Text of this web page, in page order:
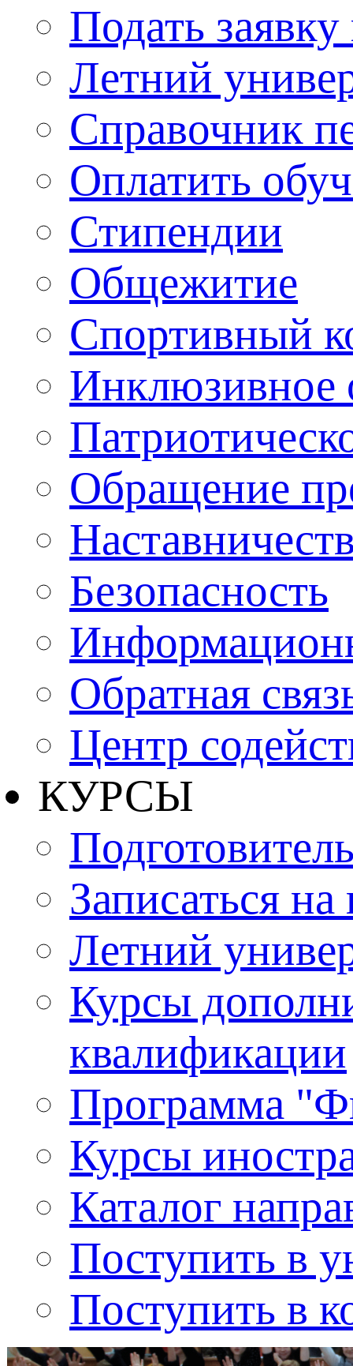
Подать
Летний
Справочник
Оплатить
Стипендии
Общежитие
Спортивный
Инклюзивное
Обращение
Безопасность
Обратная
Центр
КУРСЫ
Записаться
Летний
Курсы
квалификации
Программа
Курсы
Каталог
Поступить в
Поступить в